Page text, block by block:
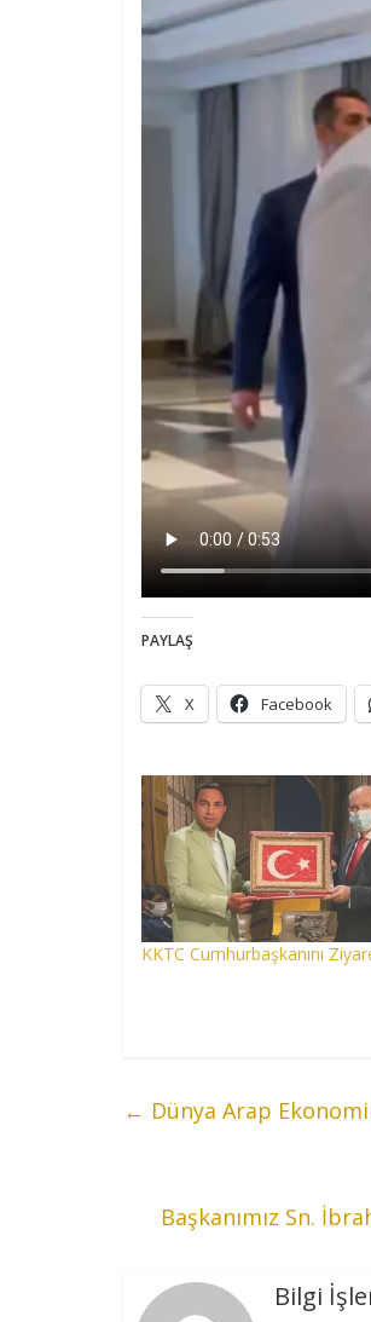
PAYLAŞ
X Facebook
KKTC Cumhurbaşkanını
← Dünya Arap
Başkanımız Sn.
Bilgi